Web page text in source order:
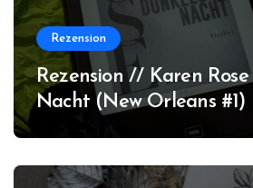
Rezension
Rezension // Karen
Nacht (New Orleans #1)